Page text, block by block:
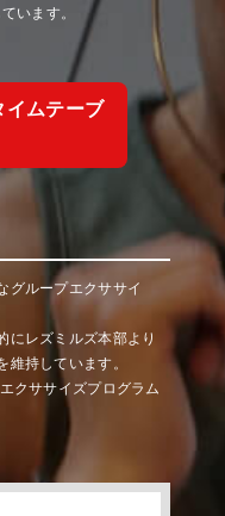
います。
イムテーブ
グループエクササイ
にレズミルズ本部より
持しています。
クササイズプログラム